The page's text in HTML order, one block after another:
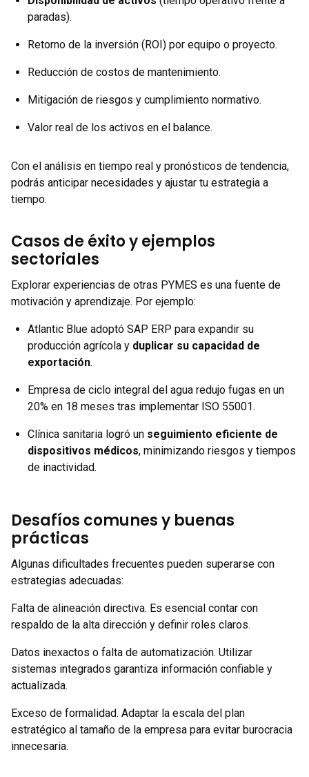
paradas).
Retorno de la inversión (ROI) por equipo o proyecto.
Reducción de costos de mantenimiento.
Mitigación de riesgos y cumplimiento normativo.
Valor real de los activos en el balance.
Con el análisis en tiempo real y pronósticos de tendencia,
podrás anticipar necesidades y ajustar tu estrategia a
tiempo.
Casos de éxito y ejemplos
sectoriales
Explorar experiencias de otras PYMES es una fuente de
motivación y aprendizaje. Por ejemplo:
Atlantic Blue adoptó SAP ERP para expandir su
producción agrícola y duplicar su capacidad de
exportación.
Empresa de ciclo integral del agua redujo fugas en un
20% en 18 meses tras implementar ISO 55001.
Clínica sanitaria logró un seguimiento eficiente de
dispositivos médicos, minimizando riesgos y tiempos
de inactividad.
Desafíos comunes y buenas
prácticas
Algunas dificultades frecuentes pueden superarse con
estrategias adecuadas:
Falta de alineación directiva. Es esencial contar con
respaldo de la alta dirección y definir roles claros.
Datos inexactos o falta de automatización. Utilizar
sistemas integrados garantiza información confiable y
actualizada.
Exceso de formalidad. Adaptar la escala del plan
estratégico al tamaño de la empresa para evitar burocracia
innecesaria.